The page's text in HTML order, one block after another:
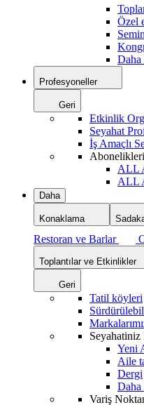
Özel
Daha
Profesyoneller
Geri
Etkinlik
Seyahat
İş Amaçlı
ALL
ALL
Daha
Konaklama
Restoran ve Barlar
Toplantılar ve Etkinlikler
Geri
Tatil köyleri
Yeni
Aile
Dergi
Daha
Variş